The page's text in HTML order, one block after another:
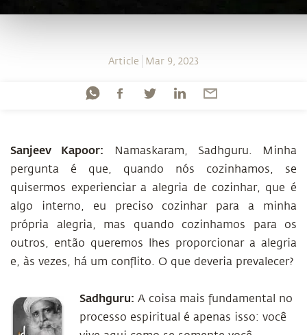
Article Mar 9, 2023
Sanjeev Kapoor: Namaskaram, Sadhguru. Minha
pergunta é que, quando nós cozinhamos, se
quisermos experienciar a alegria de cozinhar, que é
algo interno, eu preciso cozinhar para a minha
própria alegria, mas quando cozinhamos para os
outros, então queremos lhes proporcionar a alegria
e, às vezes, há um conflito. O que deveria prevalecer?
Sadhguru: A coisa mais fundamental no
processo espiritual é apenas isso: você